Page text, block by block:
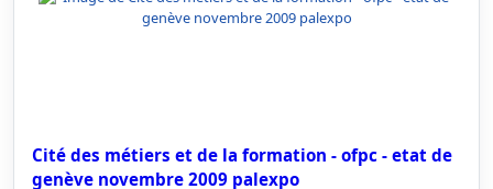
Cité des métiers et de la formation - ofpc - etat de
genève novembre 2009 palexpo